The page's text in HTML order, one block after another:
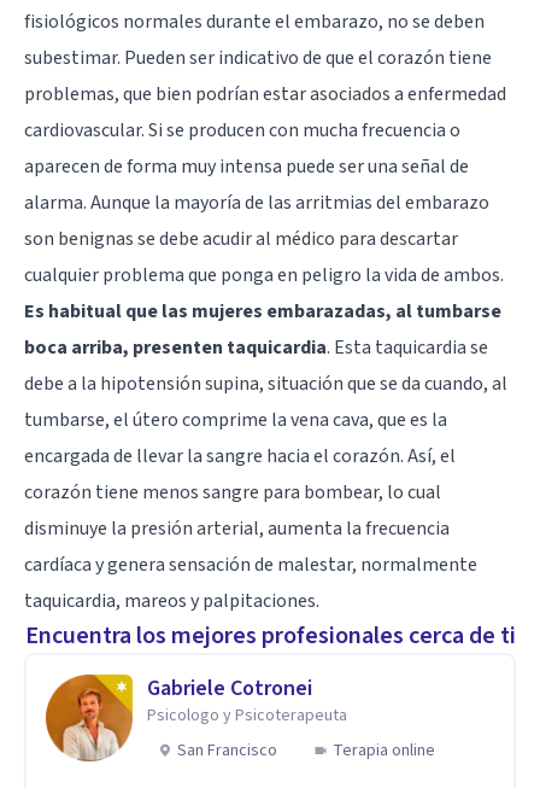
fisiológicos normales durante el embarazo, no se deben
subestimar. Pueden ser indicativo de que el corazón tiene
problemas, que bien podrían estar asociados a enfermedad
cardiovascular. Si se producen con mucha frecuencia o
aparecen de forma muy intensa puede ser una señal de
alarma. Aunque la mayoría de las arritmias del embarazo
son benignas se debe acudir al médico para descartar
cualquier problema que ponga en peligro la vida de ambos.
Es habitual que las mujeres embarazadas, al tumbarse
boca arriba, presenten taquicardia. Esta taquicardia se
debe a la hipotensión supina, situación que se da cuando, al
tumbarse, el útero comprime la vena cava, que es la
encargada de llevar la sangre hacia el corazón. Así, el
corazón tiene menos sangre para bombear, lo cual
disminuye la presión arterial, aumenta la frecuencia
cardíaca y genera sensación de malestar, normalmente
taquicardia, mareos y palpitaciones.
Encuentra los mejores profesionales cerca de ti
Gabriele Cotronei
Psicologo y Psicoterapeuta
San Francisco
Terapia online